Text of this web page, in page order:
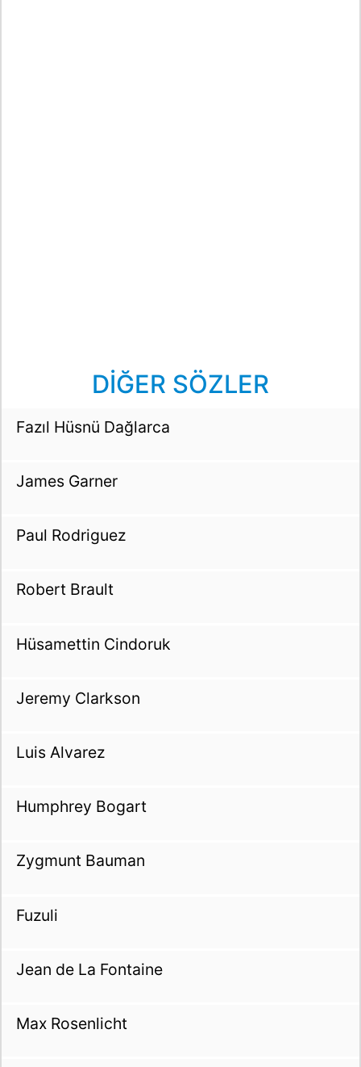
DİĞER SÖZLER
Fazıl Hüsnü Dağlarca
James Garner
Paul Rodriguez
Robert Brault
Hüsamettin Cindoruk
Jeremy Clarkson
Luis Alvarez
Humphrey Bogart
Zygmunt Bauman
Fuzuli
Jean de La Fontaine
Max Rosenlicht